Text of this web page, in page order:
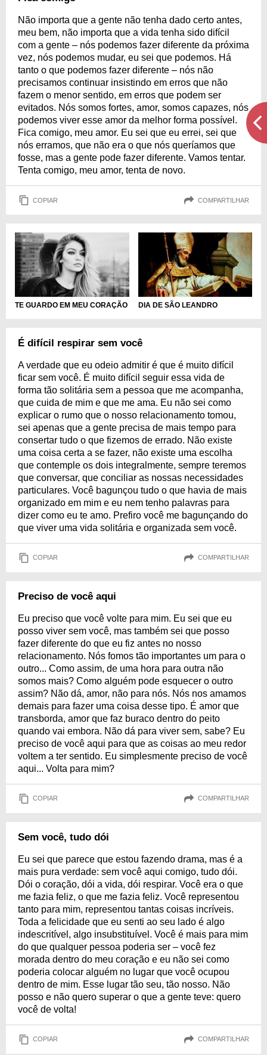
Não importa que a gente não tenha dado certo antes,
meu bem, não importa que a vida tenha sido difícil
com a gente – nós podemos fazer diferente da próxima
vez, nós podemos mudar, eu sei que podemos. Há
tanto o que podemos fazer diferente – nós não
precisamos continuar insistindo em erros que não
fazem o menor sentido, em erros que podem ser
evitados. Nós somos fortes, amor, somos capazes, nós
podemos viver esse amor da melhor forma possível.
Fica comigo, meu amor. Eu sei que eu errei, sei que
nós erramos, que não era o que nós queríamos que
fosse, mas a gente pode fazer diferente. Vamos tentar.
Tenta comigo, meu amor, tenta de novo.
COPIAR COMPARTILHAR
TE GUARDO EM MEU CORAÇÃO DIA DE SÃO LEANDRO
É difícil respirar sem você
A verdade que eu odeio admitir é que é muito difícil
ficar sem você. É muito difícil seguir essa vida de
forma tão solitária sem a pessoa que me acompanha,
que cuida de mim e que me ama. Eu não sei como
explicar o rumo que o nosso relacionamento tomou,
sei apenas que a gente precisa de mais tempo para
consertar tudo o que fizemos de errado. Não existe
uma coisa certa a se fazer, não existe uma escolha
que contemple os dois integralmente, sempre teremos
que conversar, que conciliar as nossas necessidades
particulares. Você bagunçou tudo o que havia de mais
organizado em mim e eu nem tenho palavras para
dizer como eu te amo. Prefiro você me bagunçando do
que viver uma vida solitária e organizada sem você.
COPIAR COMPARTILHAR
Preciso de você aqui
Eu preciso que você volte para mim. Eu sei que eu
posso viver sem você, mas também sei que posso
fazer diferente do que eu fiz antes no nosso
relacionamento. Nós fomos tão importantes um para o
outro... Como assim, de uma hora para outra não
somos mais? Como alguém pode esquecer o outro
assim? Não dá, amor, não para nós. Nós nos amamos
demais para fazer uma coisa desse tipo. É amor que
transborda, amor que faz buraco dentro do peito
quando vai embora. Não dá para viver sem, sabe? Eu
preciso de você aqui para que as coisas ao meu redor
voltem a ter sentido. Eu simplesmente preciso de você
aqui... Volta para mim?
COPIAR COMPARTILHAR
Sem você, tudo dói
Eu sei que parece que estou fazendo drama, mas é a
mais pura verdade: sem você aqui comigo, tudo dói.
Dói o coração, dói a vida, dói respirar. Você era o que
me fazia feliz, o que me fazia feliz. Você representou
tanto para mim, representou tantas coisas incríveis.
Toda a felicidade que eu senti ao seu lado é algo
indescritível, algo insubstituível. Você é mais para mim
do que qualquer pessoa poderia ser – você fez
morada dentro do meu coração e eu não sei como
poderia colocar alguém no lugar que você ocupou
dentro de mim. Esse lugar tão seu, tão nosso. Não
posso e não quero superar o que a gente teve: quero
você de volta!
COPIAR COMPARTILHAR